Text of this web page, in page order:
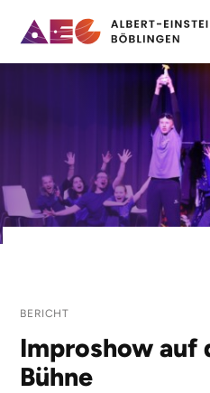
BERICHT
Improshow auf
Bühne